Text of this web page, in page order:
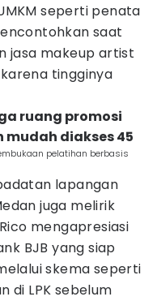
seperti penata
saat
jasa makeup artist
tingginya
ruang promosi
mudah diakses 45
pelatihan berbasis
lapangan
juga melirik
mengapresiasi
BJB yang siap
skema seperti
di LPK sebelum